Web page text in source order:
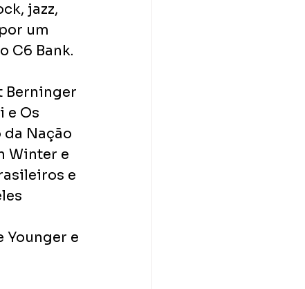
jazz,
um
C6 Bank.
Berninger
e Os
Nação
Winter e
e
Younger e